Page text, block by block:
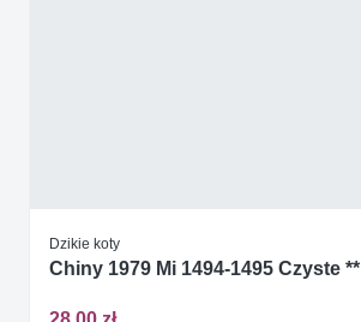
Dzikie koty
Chiny 1979 Mi 1494-1495 Czyste **